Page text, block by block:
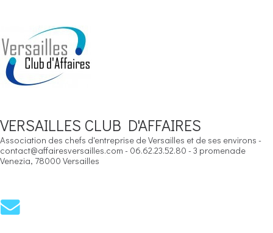
VERSAILLES CLUB D'AFFAIRES
Association des chefs d'entreprise de Versailles et de ses environs -
contact@affairesversailles.com - 06.62.23.52.80 - 3 promenade
Venezia, 78000 Versailles